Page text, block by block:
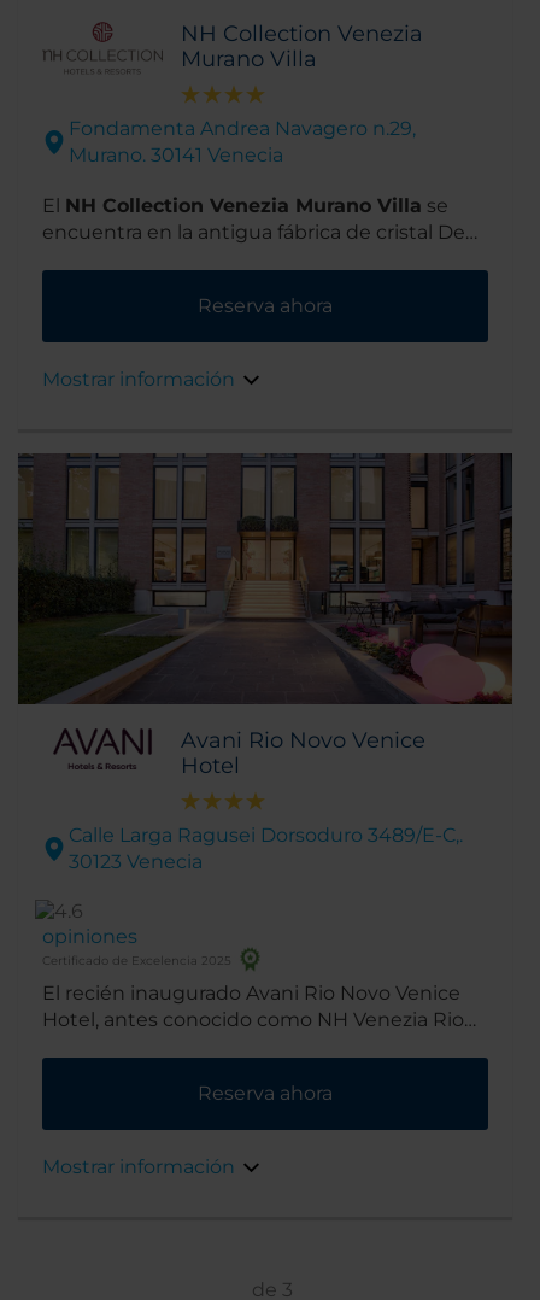
NH Collection Venezia
Murano Villa
Fondamenta Andrea Navagero n.29,
Murano. 30141 Venecia
El NH Collection Venezia Murano Villa se
encuentra en la antigua fábrica de cristal De
Venecia tras un corto trayecto en vaporetto
(barcazas de transporte público por los
Reserva ahora
Mostrar información
Avani Rio Novo Venice
Hotel
Calle Larga Ragusei Dorsoduro 3489/E-C,.
30123 Venecia
opiniones
Certificado de Excelencia 2025
El recién inaugurado Avani Rio Novo Venice
Hotel, antes conocido como NH Venezia Rio
conocido por mostrar la "verdadera Venecia" y
estar repleto de restaurantes, tiendas y
importantes edificios como la universidad Ca'
Reserva ahora
Mostrar información
de 3